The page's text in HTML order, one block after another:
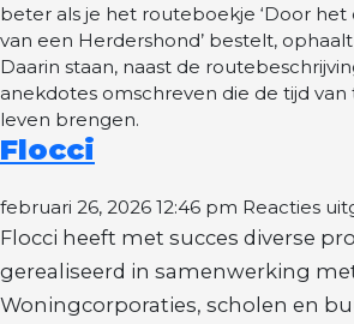
beter als je het routeboekje ‘Door
van een Herdershond’ bestelt,
Daarin staan, naast de
anekdotes omschreven die de tijd
leven brengen.
Flocci
februari 26, 2026 12:46 pm Reacties
Flocci heeft met succes diverse
gerealiseerd in samenwerking
Woningcorporaties, scholen en